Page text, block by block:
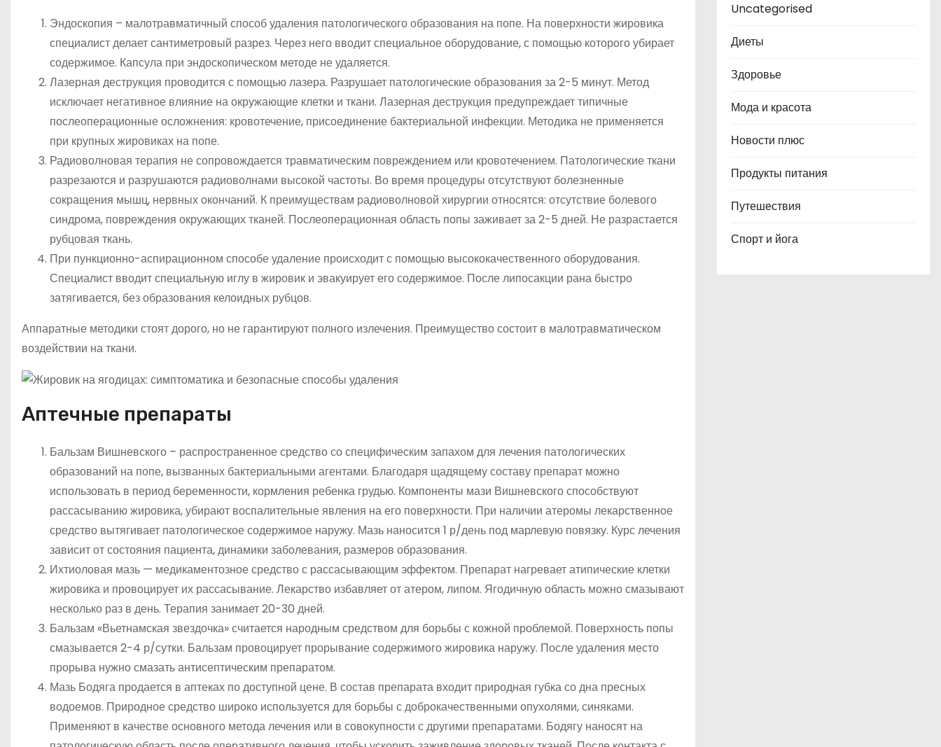
Эндоскопия – малотравматичный способ удаления патологического образования на попе. На поверхности жировика
специалист делает сантиметровый разрез. Через него вводит специальное оборудование, с помощью которого убирает
содержимое. Капсула при эндоскопическом методе не удаляется.
Лазерная деструкция проводится с помощью лазера. Разрушает патологические образования за 2-5 минут. Метод
исключает негативное влияние на окружающие клетки и ткани. Лазерная деструкция предупреждает типичные
послеоперационные осложнения: кровотечение, присоединение бактериальной инфекции. Методика не применяется
при крупных жировиках на попе.
Радиоволновая терапия не сопровождается травматическим повреждением или кровотечением. Патологические ткани
разрезаются и разрушаются радиоволнами высокой частоты. Во время процедуры отсутствуют болезненные
сокращения мышц, нервных окончаний. К преимуществам радиоволновой хирургии относятся: отсутствие болевого
синдрома, повреждения окружающих тканей. Послеоперационная область попы заживает за 2-5 дней. Не разрастается
рубцовая ткань.
При пункционно-аспирационном способе удаление происходит с помощью высококачественного оборудования.
Специалист вводит специальную иглу в жировик и эвакуирует его содержимое. После липосакции рана быстро
затягивается, без образования келоидных рубцов.
Аппаратные методики стоят дорого, но не гарантируют полного излечения. Преимущество состоит в малотравматическом
воздействии на ткани.
Аптечные препараты
Бальзам Вишневского – распространенное средство со специфическим запахом для лечения патологических
образований на попе, вызванных бактериальными агентами. Благодаря щадящему составу препарат можно
использовать в период беременности, кормления ребенка грудью. Компоненты мази Вишневского способствуют
рассасыванию жировика, убирают воспалительные явления на его поверхности. При наличии атеромы лекарственное
средство вытягивает патологическое содержимое наружу. Мазь наносится 1 р/день под марлевую повязку. Курс лечения
зависит от состояния пациента, динамики заболевания, размеров образования.
Ихтиоловая мазь — медикаментозное средство с рассасывающим эффектом. Препарат нагревает атипические клетки
жировика и провоцирует их рассасывание. Лекарство избавляет от атером, липом. Ягодичную область можно смазывают
несколько раз в день. Терапия занимает 20-30 дней.
Бальзам «Вьетнамская звездочка» считается народным средством для борьбы с кожной проблемой. Поверхность попы
смазывается 2-4 р/сутки. Бальзам провоцирует прорывание содержимого жировика наружу. После удаления место
прорыва нужно смазать антисептическим препаратом.
Мазь Бодяга продается в аптеках по доступной цене. В состав препарата входит природная губка со дна пресных
водоемов. Природное средство широко используется для борьбы с доброкачественными опухолями, синяками.
Применяют в качестве основного метода лечения или в совокупности с другими препаратами. Бодягу наносят на
Uncategorised
Диеты
Здоровье
Мода и красота
Новости плюс
Продукты питания
Путешествия
Спорт и йога